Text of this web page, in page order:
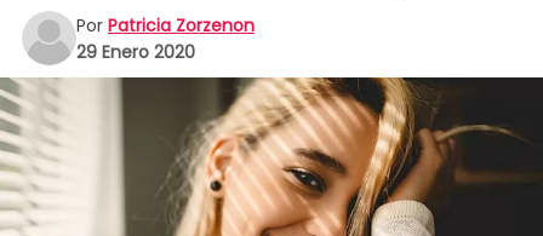
Por Patricia Zorzenon
29 Enero 2020